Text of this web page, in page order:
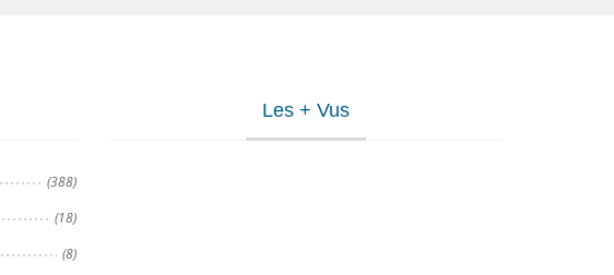
(388)
(18)
(8)
Les + Vus